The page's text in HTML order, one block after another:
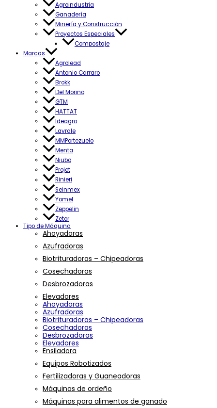
Agroindustria
Ganadería
Minería y Construcción
Proyectos Especiales
Compostaje
Marcas
Agrolead
Antonio Carraro
Brokk
Del Morino
GTM
HATTAT
Ideagro
Lavrale
MMPortezuelo
Menta
Niubo
Projet
Rinieri
Seinmex
Yomel
Zeppelin
Zetor
Tipo de Máquina
Ahoyadoras
Azufradoras
Biotrituradoras – Chipeadoras
Cosechadoras
Desbrozadoras
Elevadores
Ahoyadoras
Azufradoras
Biotrituradoras – Chipeadoras
Cosechadoras
Desbrozadoras
Elevadores
Ensiladora
Equipos Robotizados
Fertilizadoras y Guaneadoras
Máquinas de ordeño
Máquinas para alimentos de ganado